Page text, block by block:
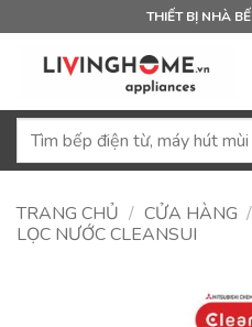
qua
THIẾT BỊ NHÀ
Tìm
TRANG CHỦ / CỬA HÀNG /
LỌC NƯỚC CLEANSUI